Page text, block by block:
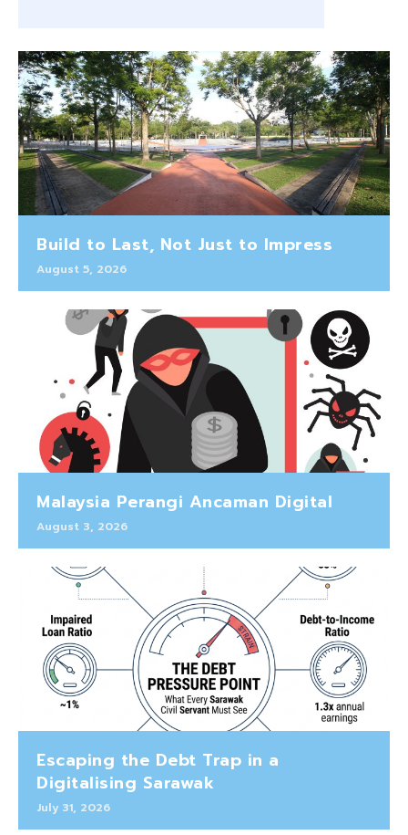
Build to Last, Not Just to Impress
August 5, 2026
Malaysia Perangi Ancaman Digital
August 3, 2026
Escaping the Debt Trap in a
Digitalising Sarawak
July 31, 2026